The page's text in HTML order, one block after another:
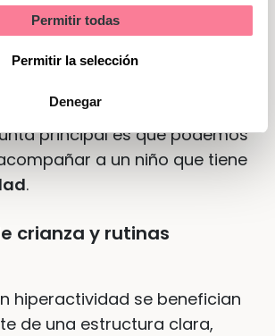
Permitir todas
Permitir la selección
Denegar
prácticas para
a un niño con
principal es qué podemos
a un niño que tiene
.
crianza y rutinas
hiperactividad se benefician
de una estructura clara,